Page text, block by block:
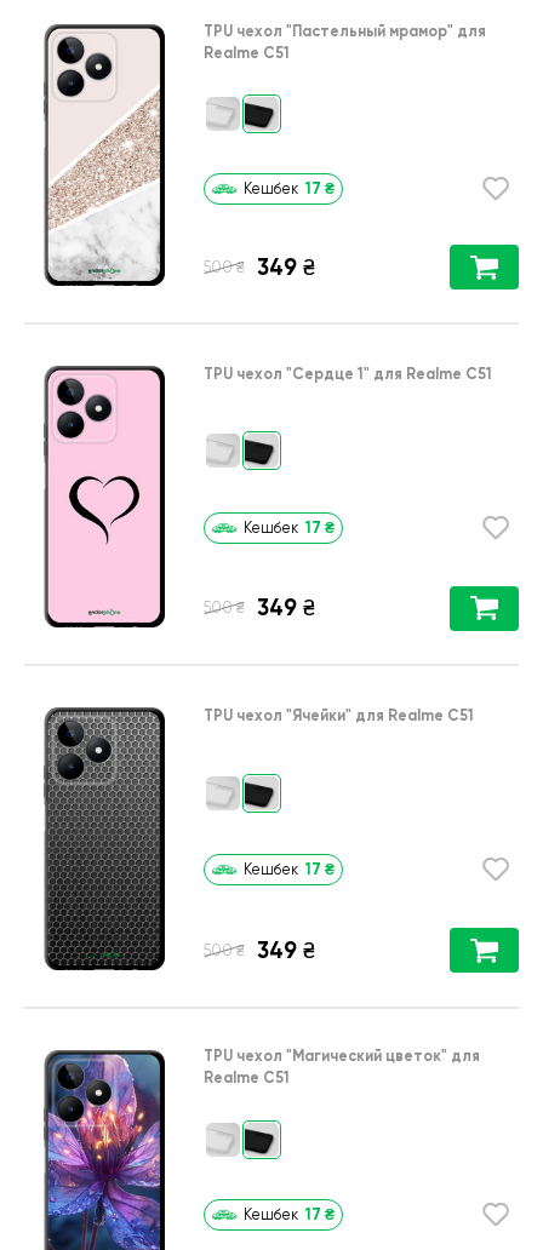
TPU чехол "Пастельный мрамор" для
Realme C51
Кешбек 17 ₴
500 ₴ 349 ₴
TPU чехол "Сердце 1" для Realme C51
Кешбек 17 ₴
500 ₴ 349 ₴
TPU чехол "Ячейки" для Realme C51
Кешбек 17 ₴
500 ₴ 349 ₴
TPU чехол "Магический цветок" для
Realme C51
Кешбек 17 ₴